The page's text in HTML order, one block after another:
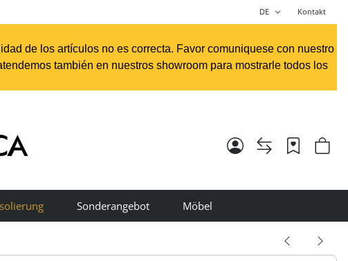
DE Kontakt
de los artículos no es correcta. Favor comuniquese con nuestro
también en nuestros showroom para mostrarle todos los
Sonderangebot Möbel